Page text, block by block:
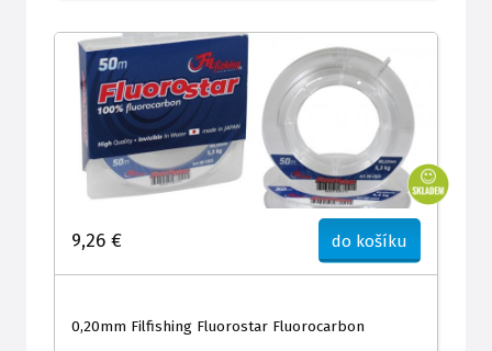
9,26 € do košíku
0,20mm Filfishing Fluorostar Fluorocarbon